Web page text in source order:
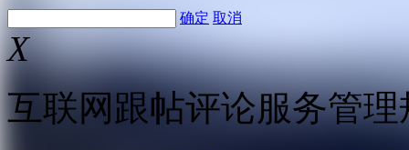
确定 取消
X
互联网跟帖评论服务管理